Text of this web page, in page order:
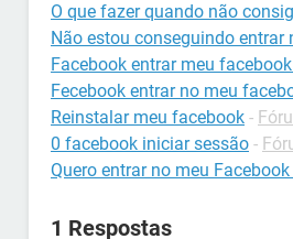
O que fazer quando não
Não estou conseguindo
Facebook entrar meu
Fecebook entrar no meu
Reinstalar meu facebook -
0 facebook iniciar sessão -
Quero entrar no meu
1 Respostas